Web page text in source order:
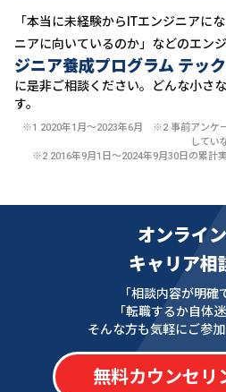
「本当に未経験からITエンジニアに
ニアに向いているのか」などのエン
ジニア養成プログラム テッ
に是非ご相談ください。どんな小さ
す。
※1 2020年1月〜2023年6月 ※2 事前アンケ
してい
※2 2016年9月1日〜2024年9月30日の累
オンライ
キャリア相
「相談内容が明確
「転職するか自体
そんな方も気軽にご参
無料カウンセリ